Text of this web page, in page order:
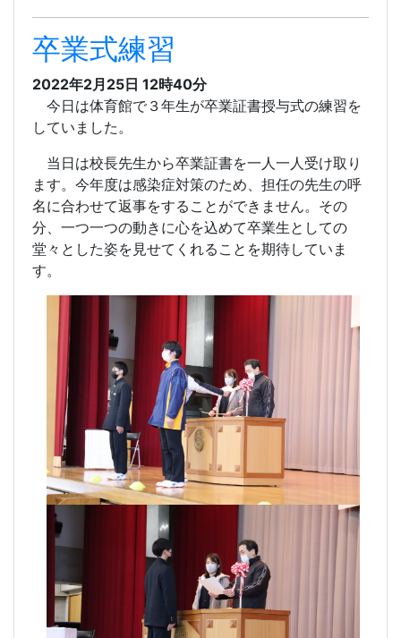
卒業式練習
2022年2月25日 12時40分
今日は体育館で３年生が卒業証書授与式の練習を
していました。
当日は校長先生から卒業証書を一人一人受け取り
ます。今年度は感染症対策のため、担任の先生の呼
名に合わせて返事をすることができません。その
分、一つ一つの動きに心を込めて卒業生としての
堂々とした姿を見せてくれることを期待していま
す。